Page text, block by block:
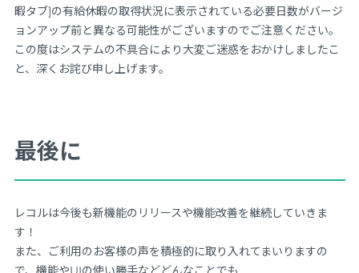
暇タブ]の有給休暇の取得状況に表示されている必要日数がバージ
ョンアップ前と異なる可能性がございますのでご注意ください。
この度はシステムの不具合により大変ご迷惑をおかけしましたこ
と、深くお詫び申し上げます。
最後に
レコルは今後も新機能のリリースや機能改善を継続していきま
す！
また、ご利用のお客様の声を積極的に取り入れてまいりますの